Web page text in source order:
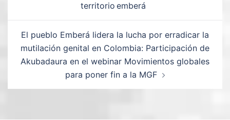
territorio emberá
El pueblo Emberá lidera la lucha por erradicar la
mutilación genital en Colombia: Participación de
Akubadaura en el webinar Movimientos globales
para poner fin a la MGF